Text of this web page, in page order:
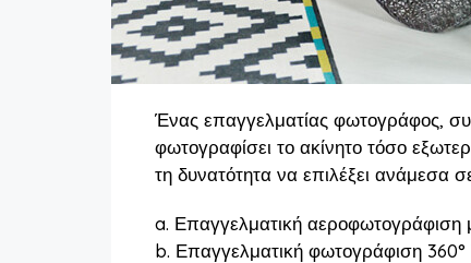
Ένας επαγγελματίας φωτογράφος,
φωτογραφίσει το ακίνητο τόσο
τη δυνατότητα να επιλέξει ανάμεσα
a. Επαγγελματική αεροφωτογράφιση
b. Επαγγελματική φωτογράφιση